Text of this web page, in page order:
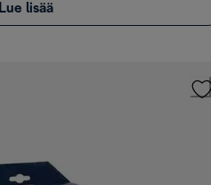
Lue lisää